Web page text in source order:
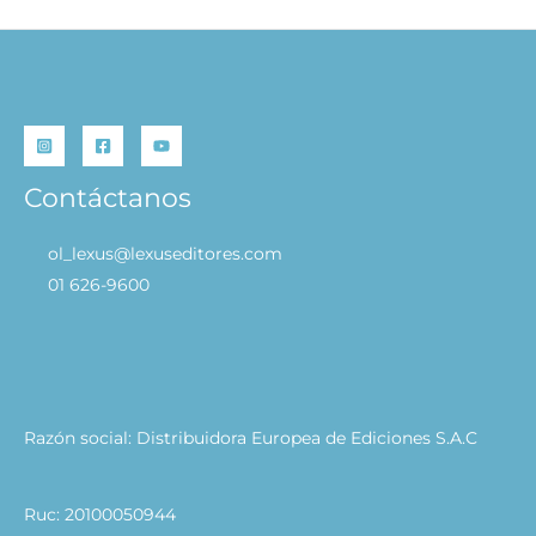
Contáctanos
ol_lexus@lexuseditores.com
01 626-9600
Razón social: Distribuidora Europea de Ediciones S.A.C
Ruc: 20100050944